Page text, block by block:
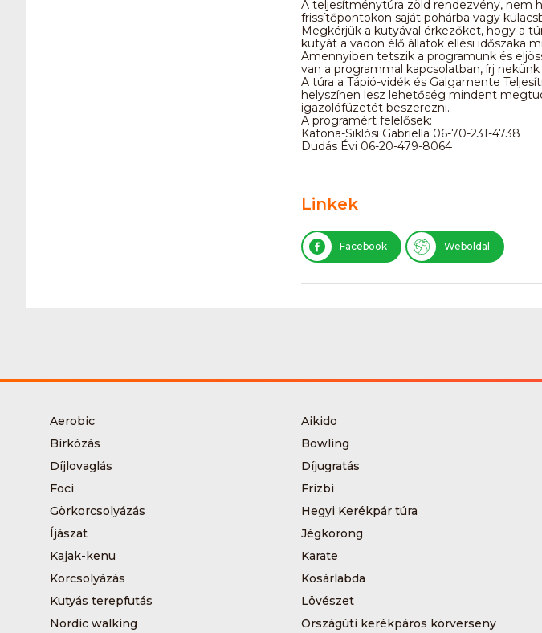
A teljesítménytúra zöld rendezvény, nem
frissítőpontokon saját pohárba vagy
Megkérjük a kutyával érkezőket, hogy a
kutyát a vadon élő állatok ellési időszaka
Amennyiben tetszik a programunk és
van a programmal kapcsolatban, írj
A túra a Tápió-vidék és Galgamente
helyszínen lesz lehetőség mindent
igazolófüzetét beszerezni.
A programért felelősek:
Katona-Siklósi Gabriella 06-70-231-4738
Dudás Évi 06-20-479-8064
Linkek
Facebook Weboldal
Aerobic Aikido
Bírkózás
Bowling
Díjlovaglás
Díjugratás
Foci
Frizbi
Görkorcsolyázás
Hegyi Kerékpár túra
Íjászat
Jégkorong
Kajak-kenu
Karate
Korcsolyázás
Kosárlabda
Kutyás terepfutás
Lövészet
Nordic walking
Országúti kerékpáros körverseny